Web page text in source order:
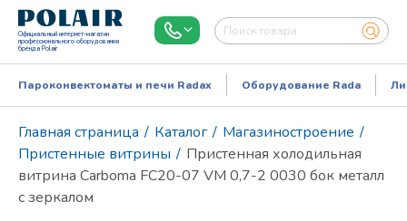
Официальный интернет-магазин
профессионального оборудования
бренда Polair
Пароконвектоматы и печи Radax Оборудование Rada
Главная страница / Каталог / Магазиностроение /
Пристенные витрины / Пристенная холодильная
витрина Carboma FC20-07 VM 0,7-2 0030 бок металл
с зеркалом